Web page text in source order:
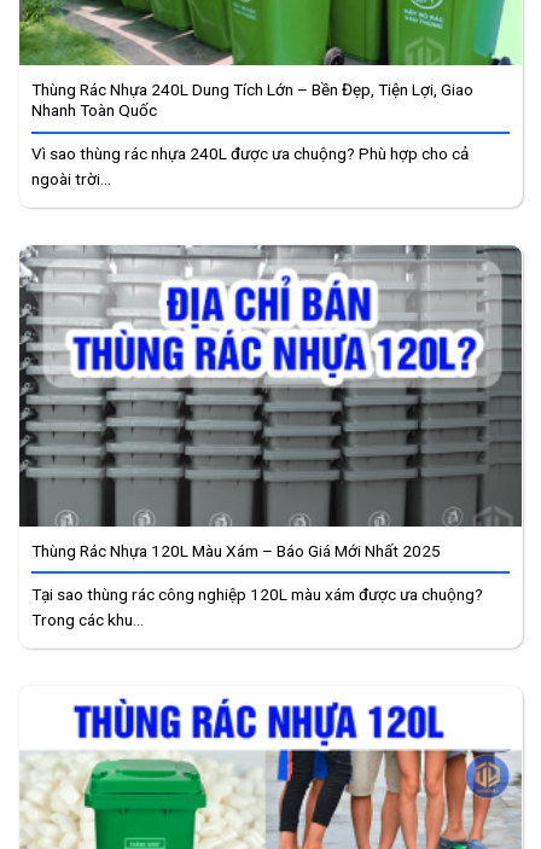
Thùng Rác Nhựa 240L Dung Tích Lớn – Bền Đẹp, Tiện Lợi, Giao
Nhanh Toàn Quốc
Vì sao thùng rác nhựa 240L được ưa chuộng? Phù hợp cho cả
ngoài trời...
Thùng Rác Nhựa 120L Màu Xám – Báo Giá Mới Nhất 2025
Tại sao thùng rác công nghiệp 120L màu xám được ưa chuộng?
Trong các khu...